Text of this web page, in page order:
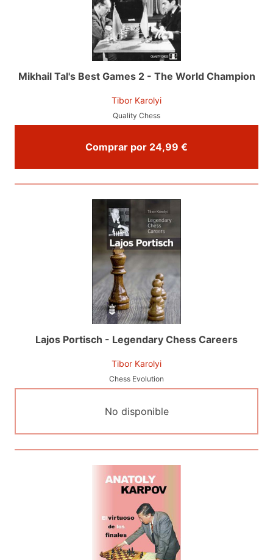
Mikhail Tal's Best Games 2 - The World Champion
Tibor Karolyi
Quality Chess
Comprar por 24,99 €
Lajos Portisch - Legendary Chess Careers
Tibor Karolyi
Chess Evolution
No disponible